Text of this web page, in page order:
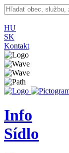
HU
SK
Kontakt
Info
Sídlo